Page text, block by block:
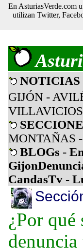
NOTICIAS
GIJÓN -
MONTAÑAS -
BLOGs -
CandasTv -
¿Por
denuncia
En AsturiasVerde.com
utilizan Twitter,